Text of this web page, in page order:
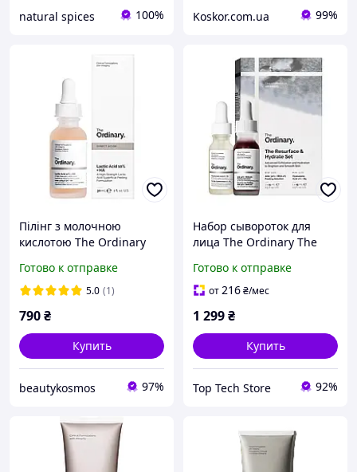
natural spices 100% Koskor.com.ua 99%
Пілінг з молочною
кислотою The Ordinary
ml
Готово к отправке
5.0 (1)
790₴
Купить
beautykosmos 97%
Набор сывороток для
лица The Ordinary The
Готово к отправке
от216₴/мес
1 299₴
Купить
Top Tech Store 92%